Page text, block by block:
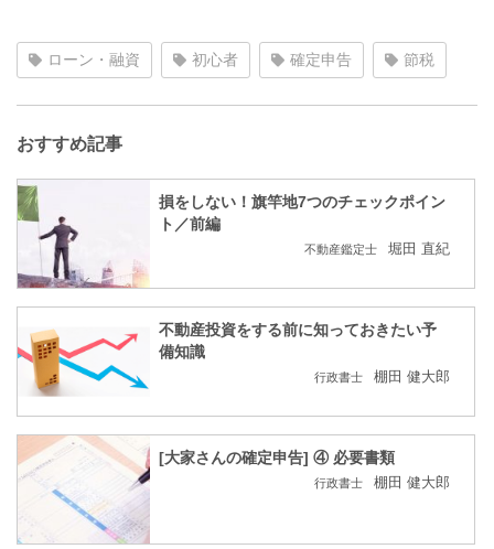
ローン・融資 初心者 確定申告 節税
おすすめ記事
損をしない！旗竿地7つのチェックポイン
ト／前編
不動産鑑定士 堀田 直紀
不動産投資をする前に知っておきたい予
備知識
行政書士 棚田 健大郎
[大家さんの確定申告] ④ 必要書類
行政書士 棚田 健大郎